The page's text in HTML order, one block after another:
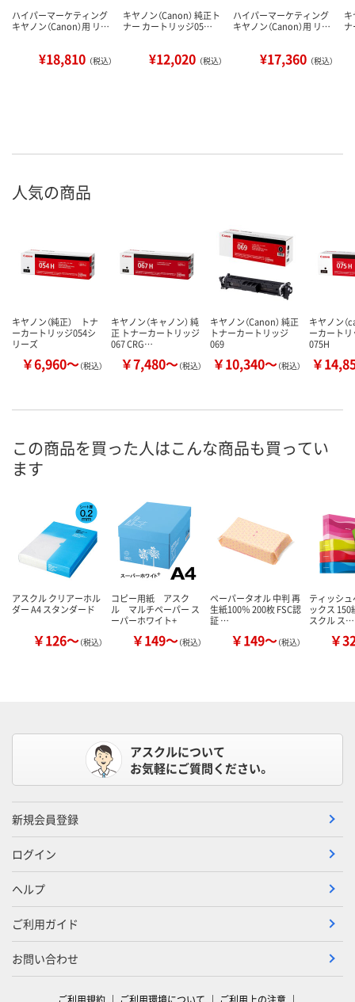
ハイパーマーケティング
キヤノン（Canon）用 リ…
¥18,810 （税込）
キヤノン（Canon） 純正ト
ナー カートリッジ05…
¥12,020 （税込）
ハイパーマーケティング
キヤノン（Canon）用 リ…
¥17,360 （税込）
キ
人気の商品
キヤノン（純正） トナ
ーカートリッジ054シ
リーズ
￥6,960～（税込）
キヤノン（キャノン） 純
正 トナーカートリッジ
067 CRG…
￥7,480～（税込）
キヤノン（Canon） 純正
トナーカートリッジ
069
￥10,340～（税込）
キヤノン（
ーカートリ
075H
￥
この商品を買った人はこんな商品も買ってい
ます
アスクル クリアーホル
ダー A4 スタンダード
￥126～（税込）
コピー用紙 アスク
ル マルチペーパー ス
ーパーホワイト+
￥149～（税込）
ペーパータオル 中判 再
生紙100％ 200枚 FSC認
証 …
￥149～（税込）
ティッシ
ックス 150
スクル ス…
￥
アスクルについて
お気軽にご質問ください。
新規会員登録
ログイン
ヘルプ
ご利用ガイド
お問い合わせ
ご利用規約 ご利用環境について ご利用上の注意